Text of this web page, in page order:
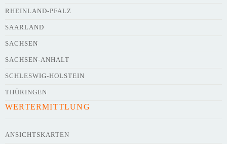
Kurze Beschreibung des Flohmarkts
Kontaktdaten des Veranstalters
RHEINLAND-PFALZ
SAARLAND
SACHSEN
SACHSEN-ANHALT
SCHLESWIG-HOLSTEIN
THÜRINGEN
WERTERMITTLUNG
ANSICHTSKARTEN